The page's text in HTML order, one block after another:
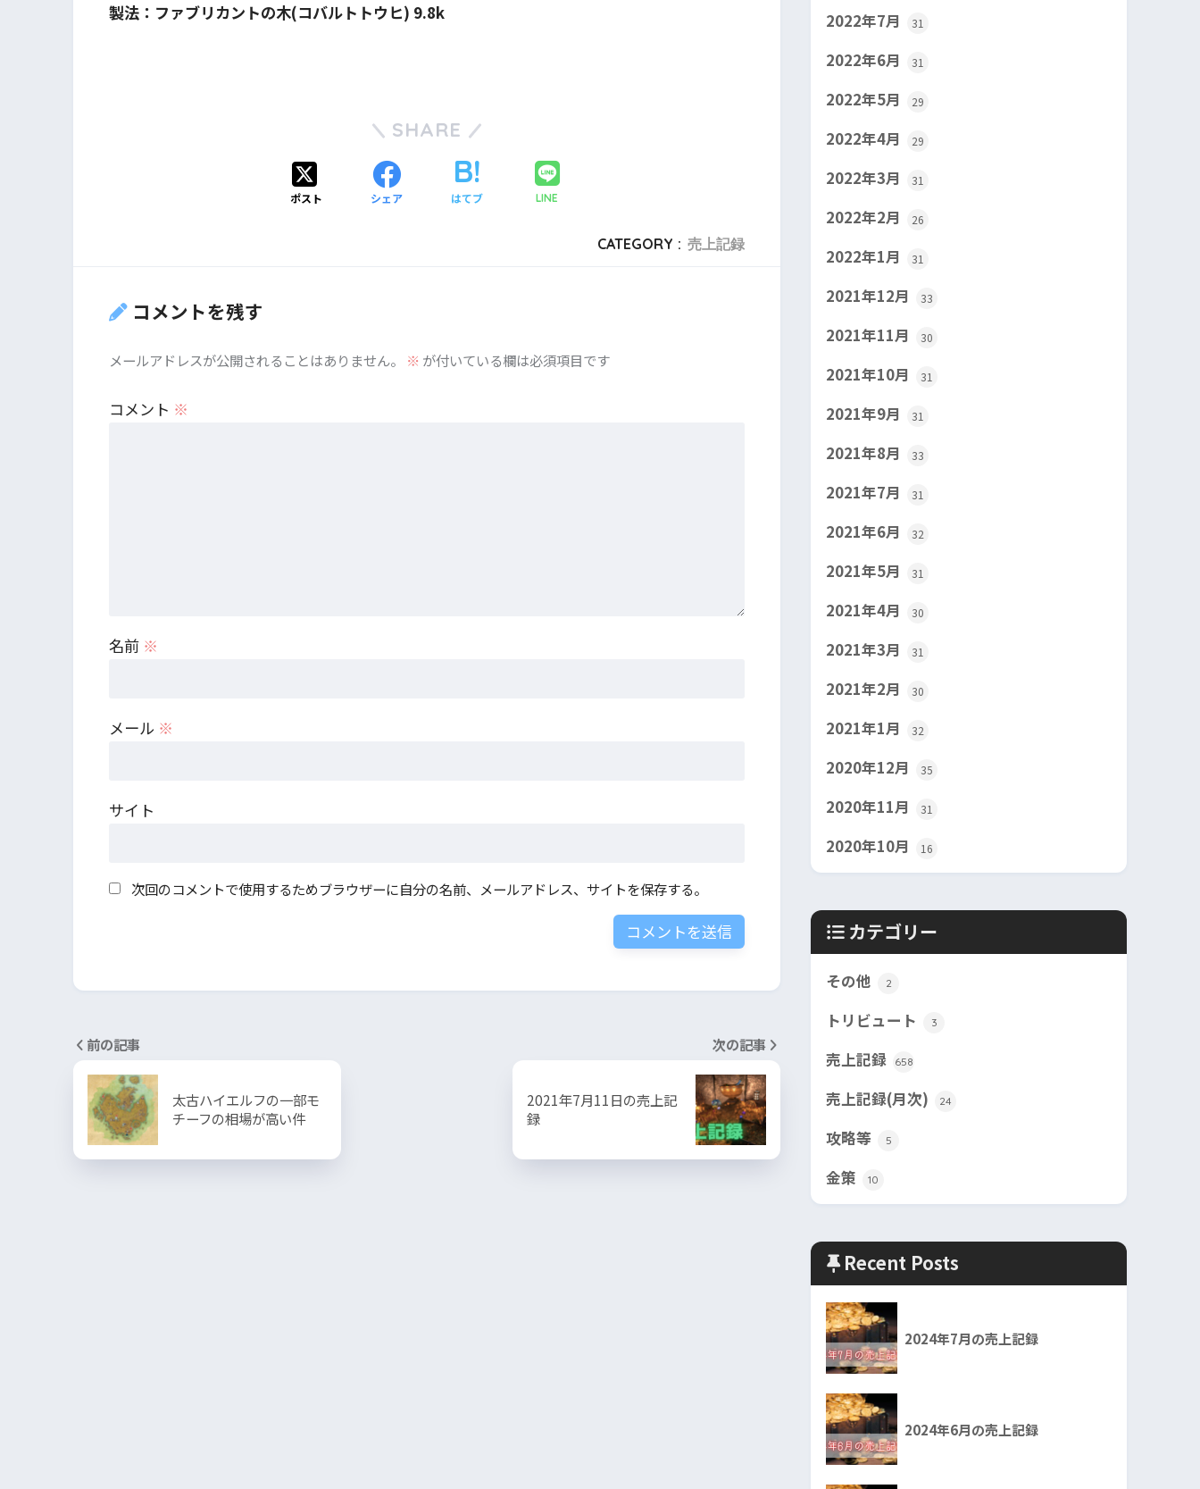
製法：ファブリカントの木(コバルトトウヒ) 9.8k
SHARE
ポスト シェア はてブ LINE
CATEGORY : 売上記録
コメントを残す
メールアドレスが公開されることはありません。 ※ が付いている欄は必須項目です
コメント ※
名前 ※
メール ※
サイト
次回のコメントで使用するためブラウザーに自分の名前、メールアドレス、サイトを保存する。
前の記事
太古ハイエルフの一部モ
チーフの相場が高い件
次の記事
2021年7月11日の売上記
録
2022年7月 31
2022年6月 31
2022年5月 29
2022年4月 29
2022年3月 31
2022年2月 26
2022年1月 31
2021年12月 33
2021年11月 30
2021年10月 31
2021年9月 31
2021年8月 33
2021年7月 31
2021年6月 32
2021年5月 31
2021年4月 30
2021年3月 31
2021年2月 30
2021年1月 32
2020年12月 35
2020年11月 31
2020年10月 16
カテゴリー
その他 2
トリビュート 3
売上記録 658
売上記録(月次) 24
攻略等 5
金策 10
Recent Posts
2024年7月の売上記録
2024年6月の売上記録